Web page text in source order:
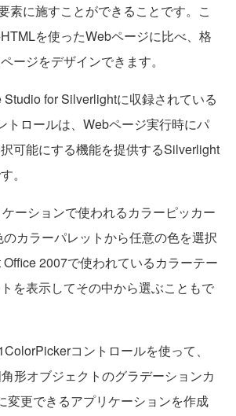
素に施すことができることです。こ
を使ったWebページに比べ、格
ージをデザインできます。
for Silverlightに収録されている
トロールは、Webページ実行時にパ
可能にする機能を提供するSilverlight
。
ーションで使われるカラーピッカー
カラーパレットから任意の色を選択
Office 2007で使われているカラーテー
を表示してその中から選ぶこともで
コントロールを使って、
形オブジェクトのグラデーションカ
変更できるアプリケーションを作成